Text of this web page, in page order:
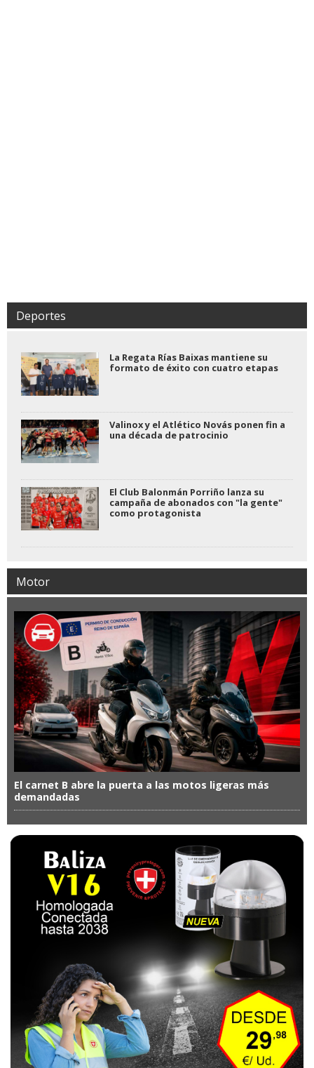
Deportes
La Regata Rías Baixas mantiene su
formato de éxito con cuatro etapas
Valinox y el Atlético Novás ponen fin a
una década de patrocinio
El Club Balonmán Porriño lanza su
campaña de abonados con "la gente"
como protagonista
Motor
El carnet B abre la puerta a las motos ligeras más
demandadas